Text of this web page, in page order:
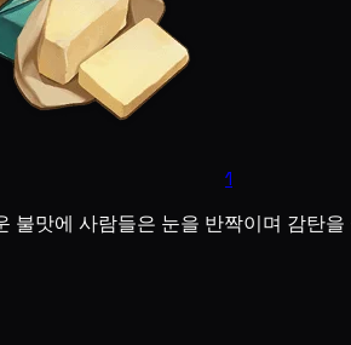
1
불맛에 사람들은 눈을 반짝이며 감탄